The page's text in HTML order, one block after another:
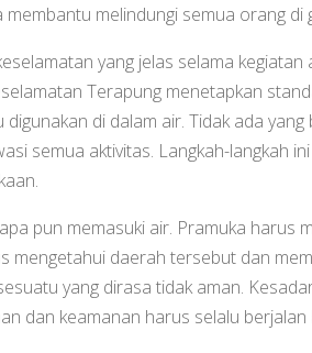
melindungi semua orang di
yang jelas selama kegiatan
Terapung menetapkan
digunakan di dalam air. Tidak ada
semua aktivitas. Langkah-langkah
pun memasuki air. Pramuka harus
mengetahui daerah tersebut dan
yang dirasa tidak aman.
dan keamanan harus selalu berjalan